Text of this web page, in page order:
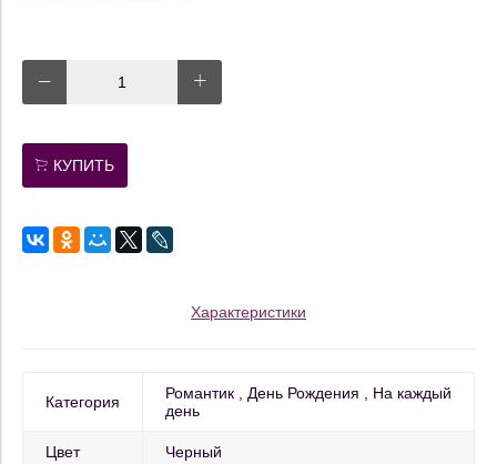
КУПИТЬ
Характеристики
Категория Романтик День Рождения
На каждый
день
Цвет Черный